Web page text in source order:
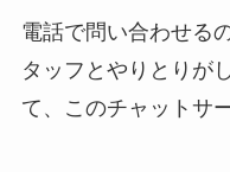
電話で問い合わせる
タッフとやりとりが
て、このチャットサ